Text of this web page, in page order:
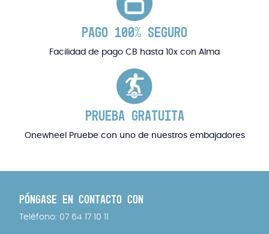
PAGO 100% SEGURO
Facilidad de pago CB hasta 10x con Alma
PRUEBA GRATUITA
Onewheel Pruebe con uno de nuestros embajadores
PÓNGASE EN CONTACTO CON
Teléfono: 07 64 17 10 11